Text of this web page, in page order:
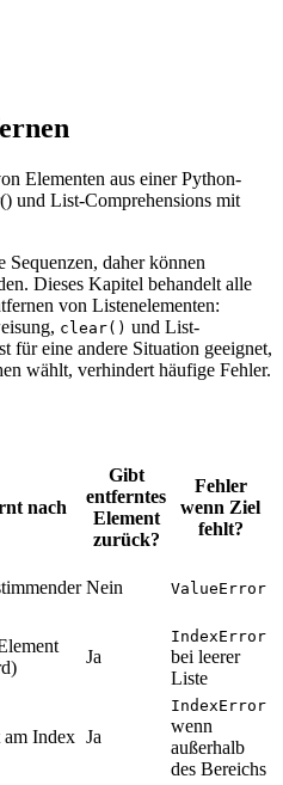
Elementen aus einer Python-
und List-Comprehensions mit
daher können
Dieses Kapitel behandelt alle
von Listenelementen:
clear() und List-
für eine andere Situation geeignet,
wählt, verhindert häufige Fehler.
nach
Gibt
entferntes
Element
zurück?
Fehler
wenn Ziel
fehlt?
Nein ValueError
Ja
IndexError
bei leerer
Liste
am Index Ja
IndexError
wenn
außerhalb
des Bereichs